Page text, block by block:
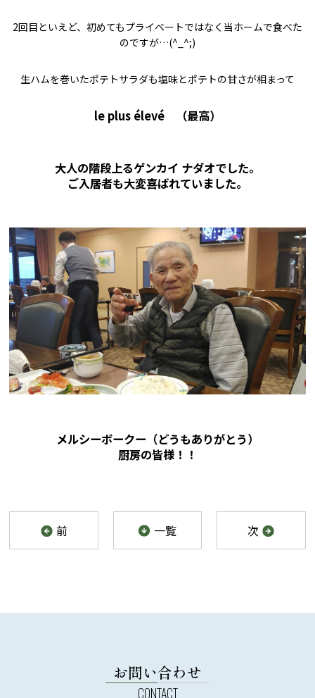
2回目といえど、初めてもプライベートではなく当ホームで食べた
のですが…(^_^;)
生ハムを巻いたポテトサラダも塩味とポテトの甘さが相まって
le plus élevé （最高）
大人の階段上るゲンカイ ナダオでした。
ご入居者も大変喜ばれていました。
メルシーボークー（どうもありがとう）
厨房の皆様！！
前 一覧 次
お問い合わせ